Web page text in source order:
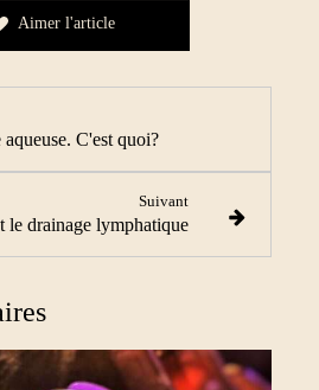
Aimer l'article
C'est quoi?
Suivant
le drainage lymphatique